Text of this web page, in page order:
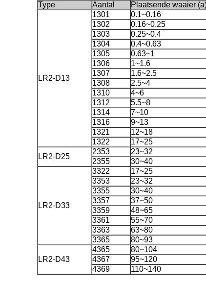
Type Aantal Plaatsende waaier
LR2-D13
1301 0.1~0.16
1302
0.16~0.25
1303
0.25~0.4
1304
0.4~0.63
1305
0.63~1
1306
1~1.6
1307
1.6~2.5
1308
2.5~4
1310
4~6
1312
5.5~8
1314
7~10
1316
9~13
1321
12~18
1322
17~25
LR2-D25
2353 23~32
2355
30~40
LR2-D33
3322 17~25
3353
23~32
3355
30~40
3357
37~50
3359
48~65
3361
55~70
3363
63~80
3365
80~93
LR2-D43
4365 80~104
4367
95~120
4369
110~140